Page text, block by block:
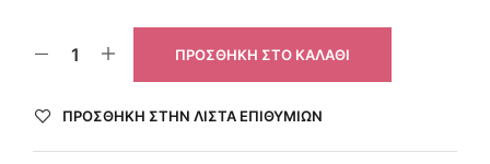
ΠΡΟΣΘΉΚΗ ΣΤΟ ΚΑΛΆΘΙ
ΠΡΌΣΘΉΚΗ ΣΤΗΝ ΛΊΣΤΑ ΕΠΙΘΥΜΙΏΝ